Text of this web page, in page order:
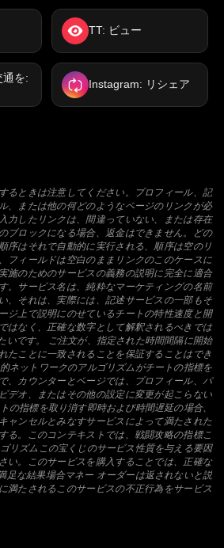
TT: ビュー
通を:
Instagram: リシェア
るときは注意してください。プロフィール、記
、または他の何どのようなページのリンクが必
力したリンクは、間違っていない、または存在
ブロックになる場合、返金はできません。どの
序はそれで自動的に実行される、順序は空のリ
フィールドは空白のままリンクのこのケースに
施のためのサービスの義務の説明に完全に適合
。サービス名は、純粋なマーケティングの名前
、それは、実際には、記述サービスの一部もそ
ジ上で説明にのせているチートの特性速度と開
はなく、正確な数字として解釈されるべきでは
いです。 ご注文が、指定された時間間隔に開始
たことに一致されることを保証することはでき
ネットワークのアルゴリズムがチートの指標を
、カウンターとページでは、プロフィール、パ
デオ、またはその他の設定に変更が起こらない
の指標を取り消す即時および時間遅延の場合、
ャンセルとみなすサービスによって満たされた
る。このコンテキストでは、戦闘攻略の指標こ
リズムこの宝くじのサービス性質を与える要因
い。このサービスを購入することでは、正確な
足な結果場合マネー オーダーは返されないと説
満たされるこのサービスの不正行為をサービス